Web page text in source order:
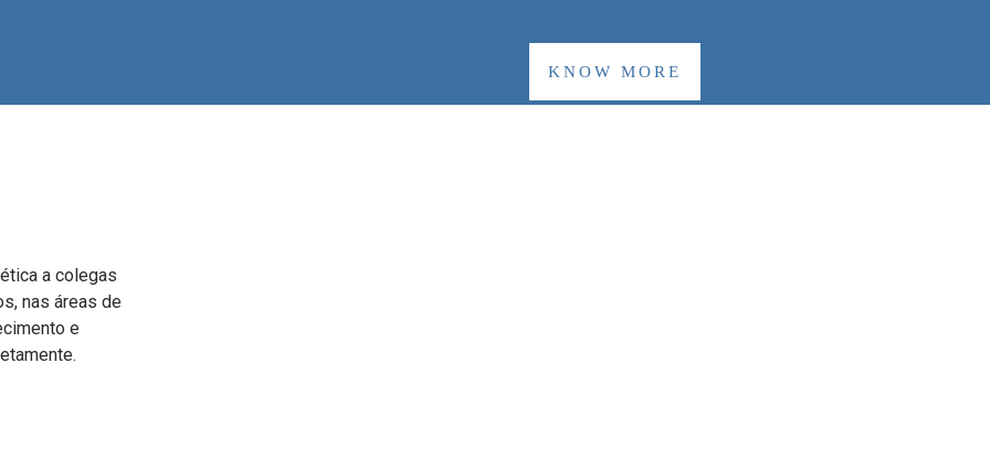
KNOW MORE
a colegas
nas áreas de
e